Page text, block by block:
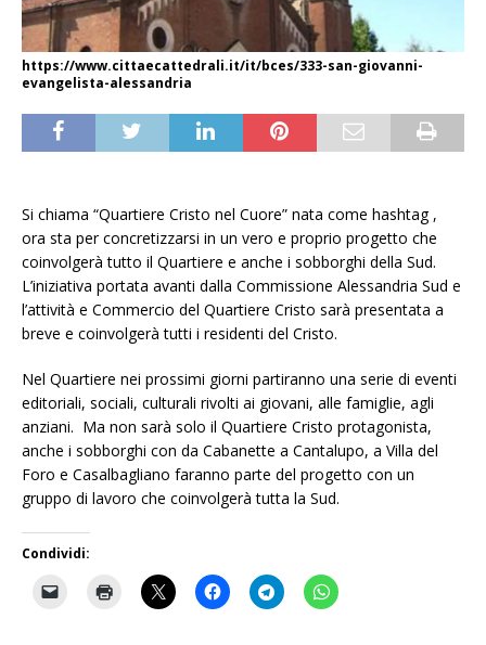
https://www.cittaecattedrali.it/it/bces/333-san-giovanni-
evangelista-alessandria
Si chiama “Quartiere Cristo nel Cuore” nata come hashtag ,
ora sta per concretizzarsi in un vero e proprio progetto che
coinvolgerà tutto il Quartiere e anche i sobborghi della Sud.
L’iniziativa portata avanti dalla Commissione Alessandria Sud e
l’attività e Commercio del Quartiere Cristo sarà presentata a
breve e coinvolgerà tutti i residenti del Cristo.
Nel Quartiere nei prossimi giorni partiranno una serie di eventi
editoriali, sociali, culturali rivolti ai giovani, alle famiglie, agli
anziani. Ma non sarà solo il Quartiere Cristo protagonista,
anche i sobborghi con da Cabanette a Cantalupo, a Villa del
Foro e Casalbagliano faranno parte del progetto con un
gruppo di lavoro che coinvolgerà tutta la Sud.
Condividi: